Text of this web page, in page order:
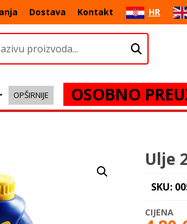
Dostava Kontakt HR
OPŠIRNIJE OSOBNO
Ulje
SKU: